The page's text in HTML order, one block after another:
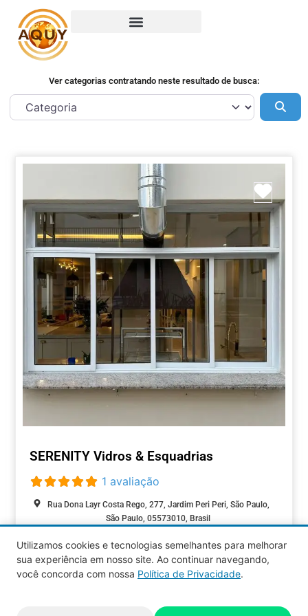
Ver categorias contratando neste resultado de busca:
SERENITY Vidros & Esquadrias
1 avaliação
Rua Dona Layr Costa Rego, 277, Jardim Peri Peri, São Paulo,
São Paulo, 05573010, Brasil
CASA &
CONSTRUÇÃO
Fechado agora:
Utilizamos cookies e tecnologias semelhantes para melhorar
sua experiência em nosso site. Ao continuar navegando,
você concorda com nossa Política de Privacidade.